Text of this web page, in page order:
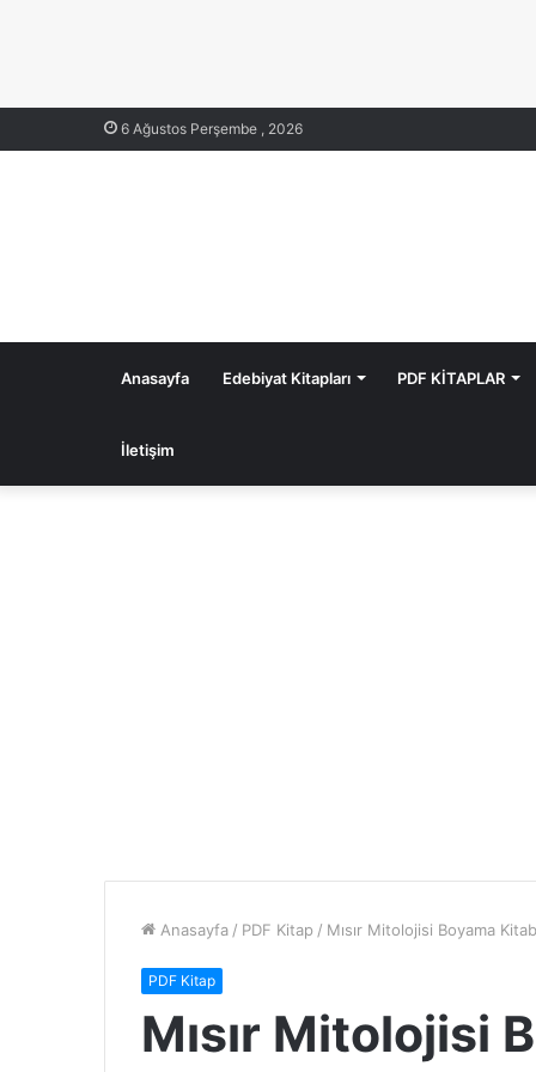
6 Ağustos Perşembe , 2026
Anasayfa Edebiyat Kitapları PDF KİTAPLAR
İletişim
Anasayfa / PDF Kitap / Mısır Mitolojisi Boyama
PDF Kitap
Mısır Mitolojisi